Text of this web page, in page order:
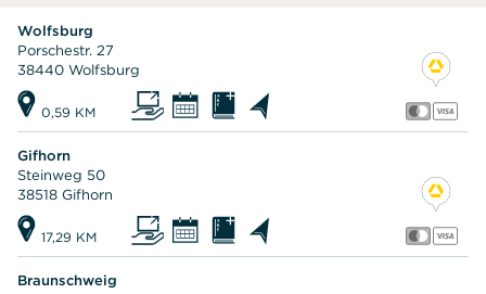
0,59 KM
Wolfsburg
Porschestr. 27
38440 Wolfsburg
17,29 KM
Gifhorn
Steinweg 50
38518 Gifhorn
Braunschweig